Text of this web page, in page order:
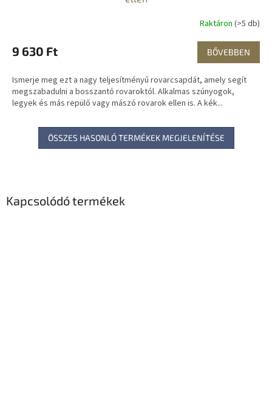
Kapcsolódó termékek
Raktáron (>5 db)
9 630 Ft BŐVEBBEN
Ismerje meg ezt a nagy teljesítményű rovarcsapdát, amely segít
megszabadulni a bosszantó rovaroktól. Alkalmas szúnyogok,
legyek és más repülő vagy mászó rovarok ellen is. A kék...
ÖSSZES HASONLÓ TERMÉKEK MEGJELENÍTÉSE